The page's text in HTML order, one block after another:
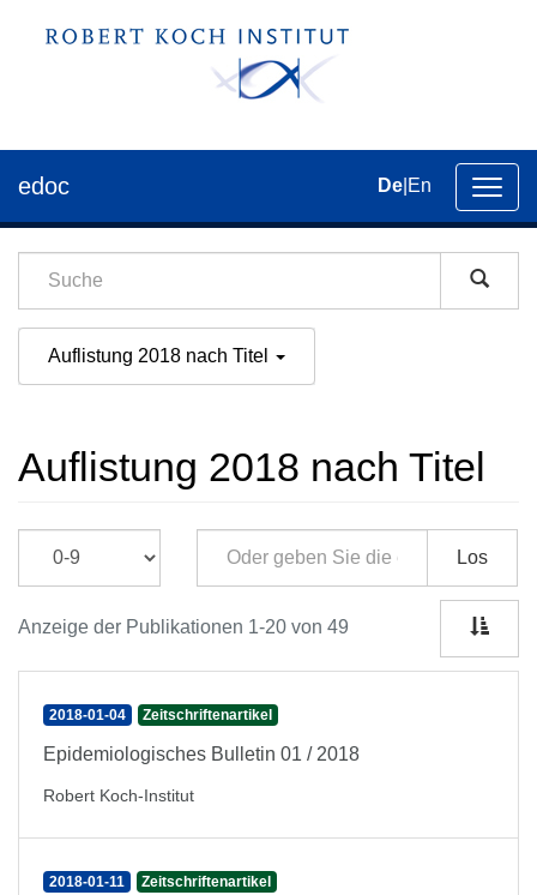
der
edoc De En
Auflistung 2018 nach Titel
Auflistung 2018 nach Titel
Los
Anzeige der Publikationen 1-20 von 49
2018-01-04 Zeitschriftenartikel
Epidemiologisches Bulletin 01 / 2018
Robert Koch-Institut
2018-01-11 Zeitschriftenartikel